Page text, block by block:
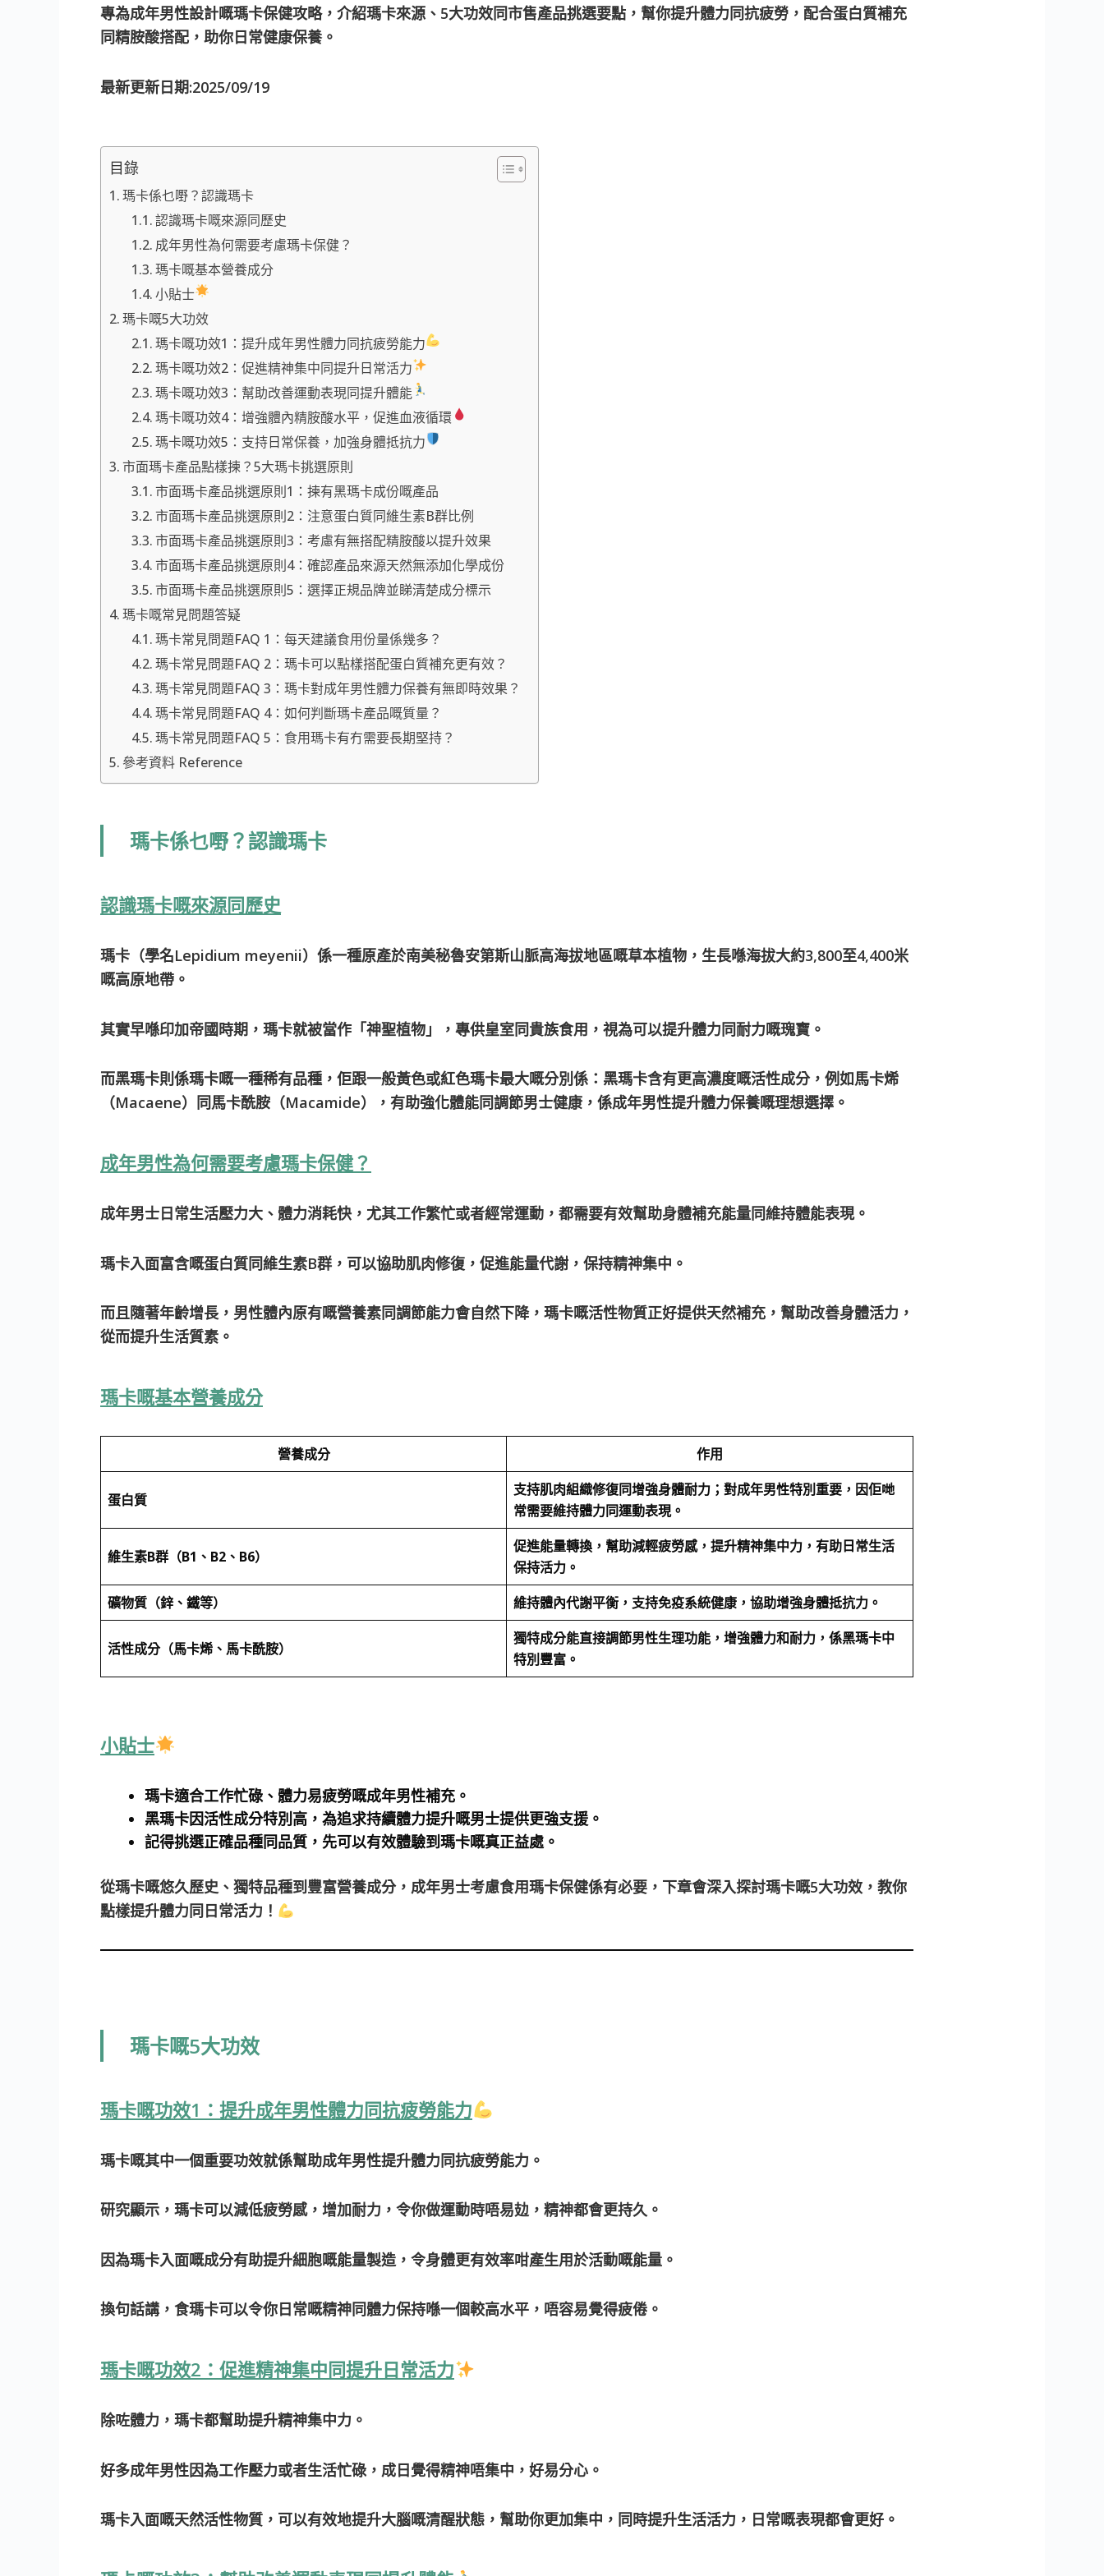
專為成年男性設計嘅瑪卡保健攻略，介紹瑪卡來源、5大功效同市售產品挑選要點，幫你提升體力同抗疲勞，配合蛋白質補充
同精胺酸搭配，助你日常健康保養。
最新更新日期:2025/09/19
目錄
瑪卡係乜嘢？認識瑪卡
認識瑪卡嘅來源同歷史
成年男性為何需要考慮瑪卡保健？
瑪卡嘅基本營養成分
小貼士
瑪卡嘅5大功效
瑪卡嘅功效1：提升成年男性體力同抗疲勞能力
瑪卡嘅功效2：促進精神集中同提升日常活力
瑪卡嘅功效3：幫助改善運動表現同提升體能
瑪卡嘅功效4：增強體內精胺酸水平，促進血液循環
瑪卡嘅功效5：支持日常保養，加強身體抵抗力
市面瑪卡產品點樣揀？5大瑪卡挑選原則
市面瑪卡產品挑選原則1：揀有黑瑪卡成份嘅產品
市面瑪卡產品挑選原則2：注意蛋白質同維生素B群比例
市面瑪卡產品挑選原則3：考慮有無搭配精胺酸以提升效果
市面瑪卡產品挑選原則4：確認產品來源天然無添加化學成份
市面瑪卡產品挑選原則5：選擇正規品牌並睇清楚成分標示
瑪卡嘅常見問題答疑
瑪卡常見問題FAQ 1：每天建議食用份量係幾多？
瑪卡常見問題FAQ 2：瑪卡可以點樣搭配蛋白質補充更有效？
瑪卡常見問題FAQ 3：瑪卡對成年男性體力保養有無即時效果？
瑪卡常見問題FAQ 4：如何判斷瑪卡產品嘅質量？
瑪卡常見問題FAQ 5：食用瑪卡有冇需要長期堅持？
參考資料 Reference
瑪卡係乜嘢？認識瑪卡
認識瑪卡嘅來源同歷史
瑪卡（學名Lepidium meyenii）係一種原產於南美秘魯安第斯山脈高海拔地區嘅草本植物，生長喺海拔大約3,800至4,400米
嘅高原地帶。
其實早喺印加帝國時期，瑪卡就被當作「神聖植物」，專供皇室同貴族食用，視為可以提升體力同耐力嘅瑰寶。
而黑瑪卡則係瑪卡嘅一種稀有品種，佢跟一般黃色或紅色瑪卡最大嘅分別係：黑瑪卡含有更高濃度嘅活性成分，例如馬卡烯
（Macaene）同馬卡酰胺（Macamide），有助強化體能同調節男士健康，係成年男性提升體力保養嘅理想選擇。
成年男性為何需要考慮瑪卡保健？
成年男士日常生活壓力大、體力消耗快，尤其工作繁忙或者經常運動，都需要有效幫助身體補充能量同維持體能表現。
瑪卡入面富含嘅蛋白質同維生素B群，可以協助肌肉修復，促進能量代謝，保持精神集中。
而且隨著年齡增長，男性體內原有嘅營養素同調節能力會自然下降，瑪卡嘅活性物質正好提供天然補充，幫助改善身體活力，
從而提升生活質素。
瑪卡嘅基本營養成分
營養成分 作用
蛋白質
支持肌肉組織修復同增強身體耐力；對成年男性特別重要，因佢哋
常需要維持體力同運動表現。
維生素B群（B1、B2、B6）
促進能量轉換，幫助減輕疲勞感，提升精神集中力，有助日常生活
保持活力。
礦物質（鋅、鐵等）
維持體內代謝平衡，支持免疫系統健康，協助增強身體抵抗力。
活性成分（馬卡烯、馬卡酰胺）
獨特成分能直接調節男性生理功能，增強體力和耐力，係黑瑪卡中
特別豐富。
小貼士
瑪卡適合工作忙碌、體力易疲勞嘅成年男性補充。
黑瑪卡因活性成分特別高，為追求持續體力提升嘅男士提供更強支援。
記得挑選正確品種同品質，先可以有效體驗到瑪卡嘅真正益處。
從瑪卡嘅悠久歷史、獨特品種到豐富營養成分，成年男士考慮食用瑪卡保健係有必要，下章會深入探討瑪卡嘅5大功效，教你
點樣提升體力同日常活力！
瑪卡嘅5大功效
瑪卡嘅功效1：提升成年男性體力同抗疲勞能力
瑪卡嘅其中一個重要功效就係幫助成年男性提升體力同抗疲勞能力。
研究顯示，瑪卡可以減低疲勞感，增加耐力，令你做運動時唔易攰，精神都會更持久。
因為瑪卡入面嘅成分有助提升細胞嘅能量製造，令身體更有效率咁產生用於活動嘅能量。
換句話講 ，食瑪卡可以令你日常嘅精神同體力保持喺一個較高水平，唔容易覺得疲倦。
瑪卡嘅功效2：促進精神集中同提升日常活力
除咗體力，瑪卡都幫助提升精神集中力。
好多成年男性因為工作壓力或者生活忙碌，成日覺得精神唔集中，好易分心。
瑪卡入面嘅天然活性物質，可以有效地提升大腦嘅清醒狀態，幫助你更加集中，同時提升生活活力，日常嘅表現都會更好。